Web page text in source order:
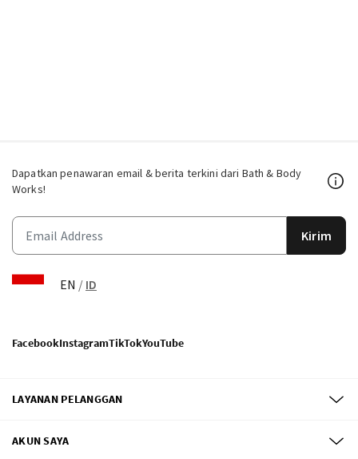
Dapatkan penawaran email & berita terkini dari Bath & Body
Works!
Kirim
EN / ID
FacebookInstagramTikTokYouTube
LAYANAN PELANGGAN
AKUN SAYA